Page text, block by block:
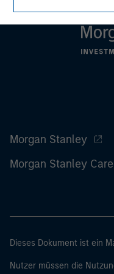
Morgan Stanley
Morgan Stanley
Dieses Dokument ist ein
Nutzer müssen die